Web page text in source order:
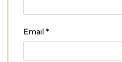
Email *